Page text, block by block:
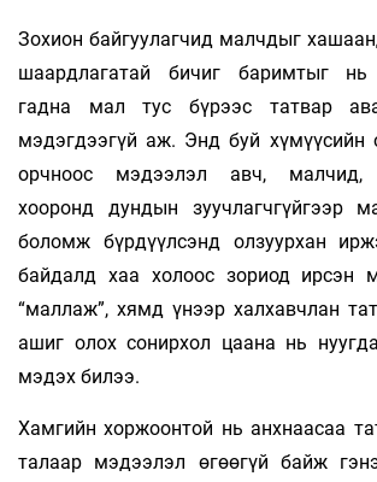
Зохион байгуулагчид малчдыг
шаардлагатай бичиг баримтыг нь
гадна мал тус бүрээс татвар
мэдэгдээгүй аж. Энд буй хүмүүсийн
орчноос мэдээлэл авч, малчид,
хооронд дундын зуучлагчгүйгээр
боломж бүрдүүлсэнд олзуурхан
байдалд хаа холоос зориод ирсэн
“маллаж”, хямд үнээр халхавчлан
ашиг олох сонирхол цаана нь
мэдэх билээ.
Хамгийн хоржоонтой нь анхнаасаа
талаар мэдээлэл өгөөгүй байж